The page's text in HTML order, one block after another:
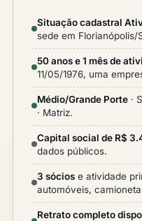
Situação cadastral
sede em Florianópolis/
50 anos e 1 mês de
11/05/1976, uma
Médio/Grande Porte ·
· Matriz.
Capital social de R$
dados públicos.
3 sócios e atividade
automóveis,
Retrato completo